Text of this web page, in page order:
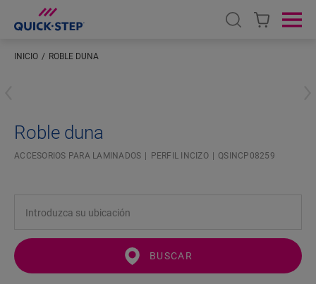
Open search
INICIO ROBLE DUNA
Roble duna
ACCESORIOS PARA LAMINADOS PERFIL INCIZO QSINCP08259
BUSCAR